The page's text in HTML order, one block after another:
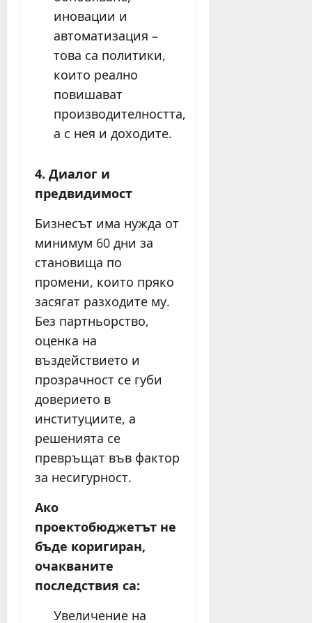
иновации и
автоматизация –
това са политики,
които реално
повишават
производителността,
а с нея и доходите.
4. Диалог и
предвидимост
Бизнесът има нужда от
минимум 60 дни за
становища по
промени, които пряко
засягат разходите му.
Без партньорство,
оценка на
въздействието и
прозрачност се губи
доверието в
институциите, а
решенията се
превръщат във фактор
за несигурност.
Ако
проектобюджетът не
бъде коригиран,
очакваните
последствия са:
Увеличение на